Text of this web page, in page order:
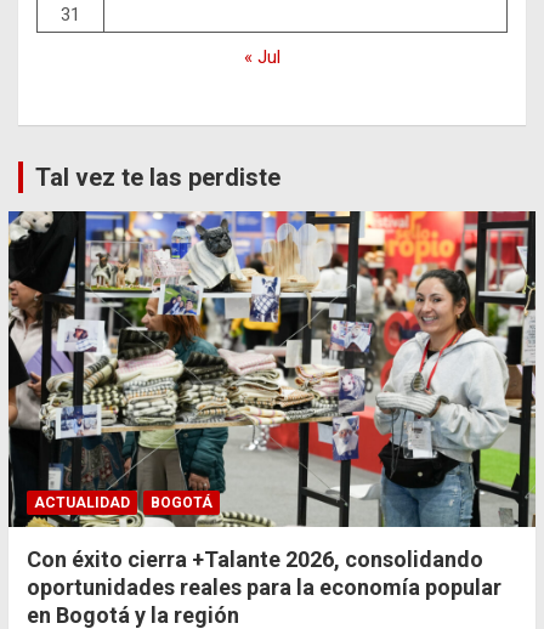
31
« Jul
Tal vez te las perdiste
ACTUALIDAD BOGOTÁ
Con éxito cierra +Talante 2026, consolidando
oportunidades reales para la economía popular
en Bogotá y la región